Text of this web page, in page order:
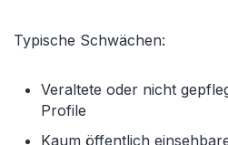
Typische Schwächen:
Veraltete oder nicht
Profile
Kaum öffentlich